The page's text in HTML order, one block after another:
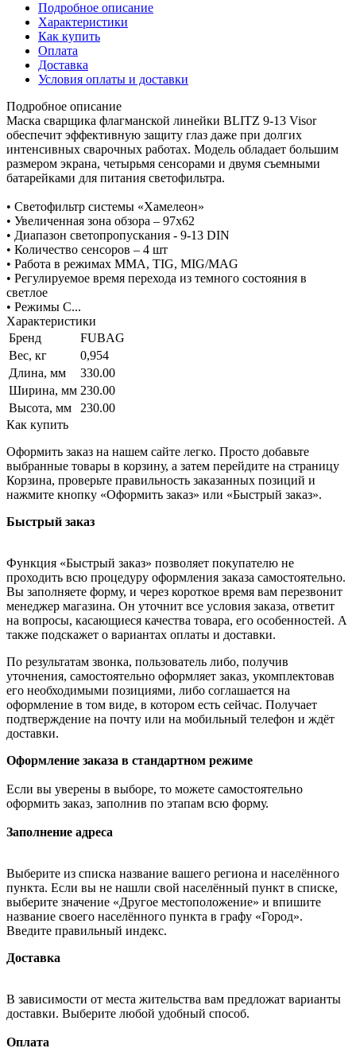
Подробное описание
Характеристики
Как купить
Оплата
Доставка
Условия оплаты и доставки
Подробное описание
Маска сварщика флагманской линейки BLITZ 9-13 Visor
обеспечит эффективную защиту глаз даже при долгих
интенсивных сварочных работах. Модель обладает большим
размером экрана, четырьмя сенсорами и двумя съемными
батарейками для питания светофильтра.
• Светофильтр системы «Хамелеон»
• Увеличенная зона обзора – 97x62
• Диапазон светопропускания - 9-13 DIN
• Количество сенсоров – 4 шт
• Работа в режимах MMA, TIG, MIG/MAG
• Регулируемое время перехода из темного состояния в
светлое
• Режимы С...
Характеристики
Бренд
FUBAG
Вес, кг
0,954
Длина, мм
330.00
Ширина, мм 230.00
Высота, мм
230.00
Как купить
Оформить заказ на нашем сайте легко. Просто добавьте
выбранные товары в корзину, а затем перейдите на страницу
Корзина, проверьте правильность заказанных позиций и
нажмите кнопку «Оформить заказ» или «Быстрый заказ».
Быстрый заказ
Функция «Быстрый заказ» позволяет покупателю не
проходить всю процедуру оформления заказа самостоятельно.
Вы заполняете форму, и через короткое время вам перезвонит
менеджер магазина. Он уточнит все условия заказа, ответит
на вопросы, касающиеся качества товара, его особенностей. А
также подскажет о вариантах оплаты и доставки.
По результатам звонка, пользователь либо, получив
уточнения, самостоятельно оформляет заказ, укомплектовав
его необходимыми позициями, либо соглашается на
оформление в том виде, в котором есть сейчас. Получает
подтверждение на почту или на мобильный телефон и ждёт
доставки.
Оформление заказа в стандартном режиме
Если вы уверены в выборе, то можете самостоятельно
оформить заказ, заполнив по этапам всю форму.
Заполнение адреса
Выберите из списка название вашего региона и населённого
пункта. Если вы не нашли свой населённый пункт в списке,
выберите значение «Другое местоположение» и впишите
название своего населённого пункта в графу «Город».
Введите правильный индекс.
Доставка
В зависимости от места жительства вам предложат варианты
доставки. Выберите любой удобный способ.
Оплата